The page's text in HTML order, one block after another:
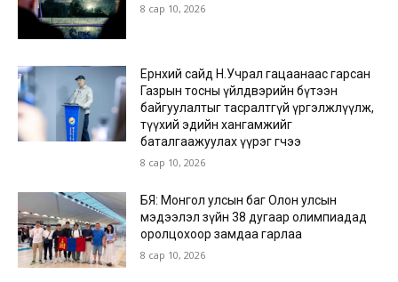
8 сар 10, 2026
Ерөнхий сайд Н.Учрал гацаанаас гарсан
Газрын тосны үйлдвэрийн бүтээн
байгуулалтыг тасралтгүй үргэлжлүүлж,
түүхий эдийн хангамжийг
баталгаажуулах үүрэг өгчээ
8 сар 10, 2026
БЯ: Монгол улсын баг Олон улсын
мэдээлэл зүйн 38 дугаар олимпиадад
оролцохоор замдаа гарлаа
8 сар 10, 2026